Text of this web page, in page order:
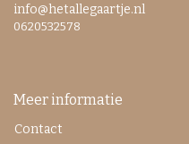
info@hetallegaartje.nl
0620532578
Meer informatie
Contact